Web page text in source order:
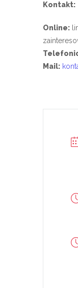
Kontakt:
Online:
Mail: